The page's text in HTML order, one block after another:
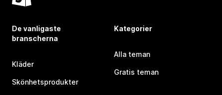
De vanligaste
branscherna
Kläder
Skönhetsprodukter
Kategorier
Alla teman
Gratis teman